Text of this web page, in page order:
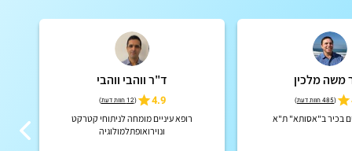
משה מלכין
(485 חוות דעת )
בכיר ב"אסותא" ת"א
ד"ר ווהבי ווהבי
4.9
(12 חוות דעת )
רופא עיניים מומחה לניתוחי קטרקט
ונוירואופתלמולוגיה